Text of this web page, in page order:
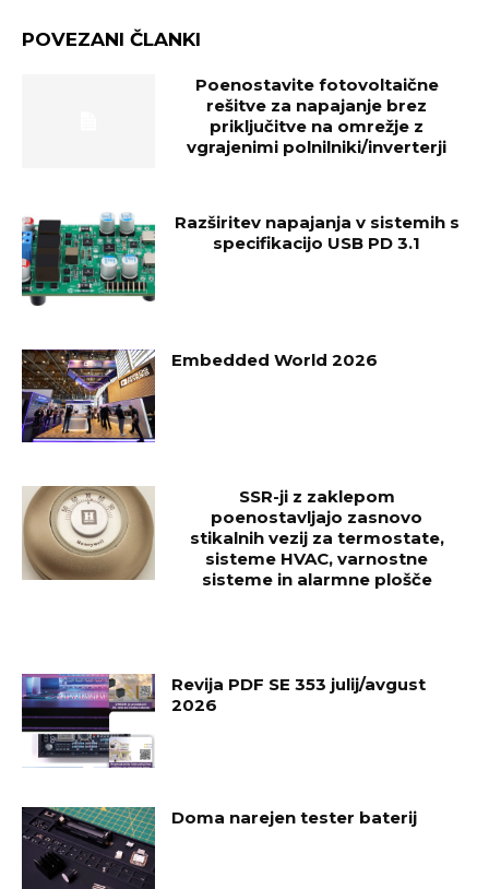
POVEZANI ČLANKI
Poenostavite fotovoltaične
rešitve za napajanje brez
priključitve na omrežje z
vgrajenimi polnilniki/inverterji
Razširitev napajanja v sistemih s
specifikacijo USB PD 3.1
Embedded World 2026
SSR-ji z zaklepom
poenostavljajo zasnovo
stikalnih vezij za termostate,
sisteme HVAC, varnostne
sisteme in alarmne plošče
Revija PDF SE 353 julij/avgust
2026
Doma narejen tester baterij